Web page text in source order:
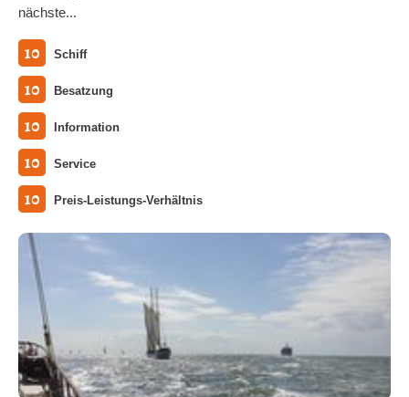
nächste...
10 Schiff
10 Besatzung
10 Information
10 Service
10 Preis-Leistungs-Verhältnis
Alle Fotos ansehen